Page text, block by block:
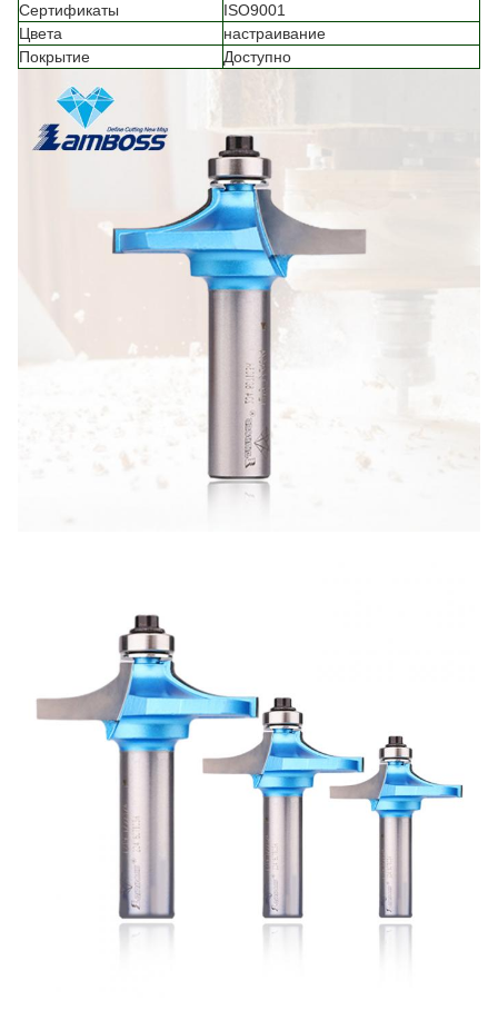
Сертификаты
ISO9001
Цвета
настраивание
Покрытие
Доступно